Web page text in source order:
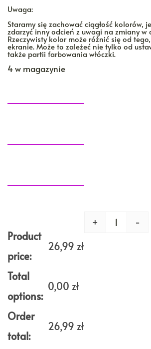
Uwaga:
Staramy się zachować ciągłość kolorów,
zdarzyć inny odcień z uwagi na zmiany w
Rzeczywisty kolor może różnić się od
ekranie. Może to zależeć nie tylko od
także partii farbowania włóczki.
4 w magazynie
Product
price:
26,99 zł
Total
options:
0,00 zł
Order
total:
26,99 zł
+
ilość
na
-